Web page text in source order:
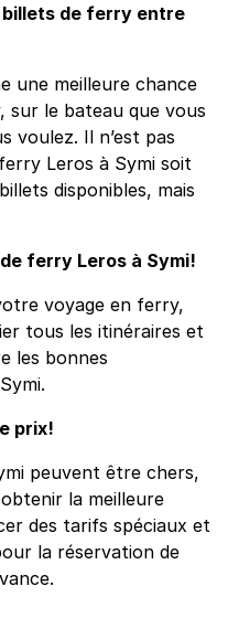
billets de ferry entre
une meilleure chance
le bateau que vous
voulez. Il n’est pas
Leros à Symi soit
disponibles, mais
ferry Leros à Symi!
voyage en ferry,
tous les itinéraires et
les bonnes
prix!
peuvent être chers,
la meilleure
des tarifs spéciaux et
la réservation de